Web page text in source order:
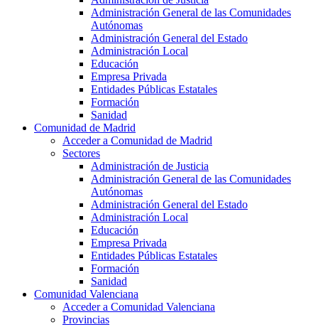
Administración General de las Comunidades
Autónomas
Administración General del Estado
Administración Local
Educación
Empresa Privada
Entidades Públicas Estatales
Formación
Sanidad
Comunidad de Madrid
Acceder a Comunidad de Madrid
Sectores
Administración de Justicia
Administración General de las Comunidades
Autónomas
Administración General del Estado
Administración Local
Educación
Empresa Privada
Entidades Públicas Estatales
Formación
Sanidad
Comunidad Valenciana
Acceder a Comunidad Valenciana
Provincias